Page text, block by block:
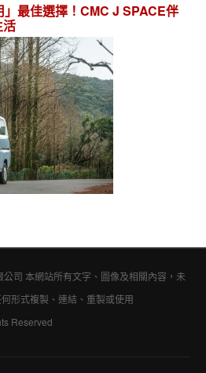
最佳選擇！CMC J SPACE伴
活
司 本網站所有文字、圖像及相關內容，未
形式複製、連結、重製或使用
Reserved